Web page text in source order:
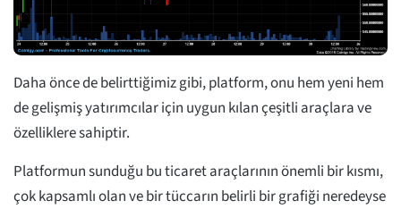
Daha önce de belirttiğimiz gibi, platform, onu hem yeni hem
de gelişmiş yatırımcılar için uygun kılan çeşitli araçlara ve
özelliklere sahiptir.
Platformun sunduğu bu ticaret araçlarının önemli bir kısmı,
çok kapsamlı olan ve bir tüccarın belirli bir grafiği neredeyse